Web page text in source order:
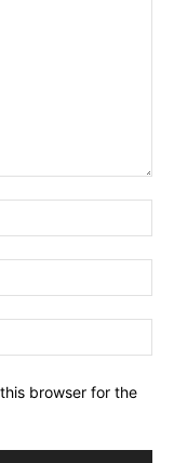
browser for the